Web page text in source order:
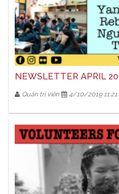
NEWSLETTER APRIL
Quản trị viên 4/10/2019